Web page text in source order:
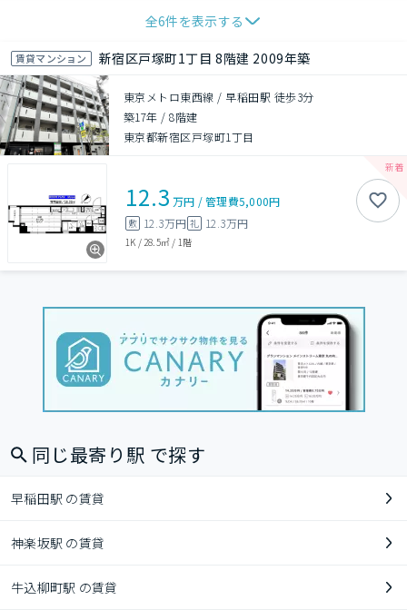
全6件を表示する
賃貸マンション 新宿区戸塚町1丁目 8階建 2009年築
東京メトロ東西線 / 早稲田駅 徒歩3分
築17年 /8階建
東京都新宿区戸塚町1丁目
12.3 万円 /管理費5,000円
敷 12.3万円 礼 12.3万円
1K / 28.5㎡ / 1階
同じ最寄り駅 で探す
早稲田駅 の賃貸
神楽坂駅 の賃貸
牛込柳町駅 の賃貸